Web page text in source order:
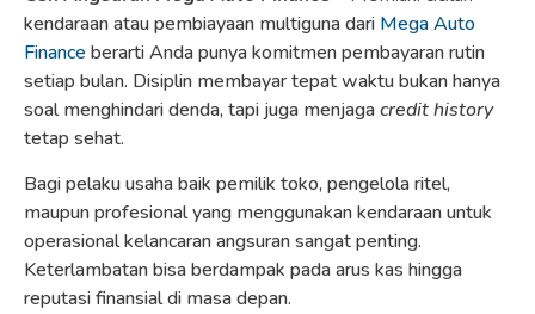
kendaraan atau pembiayaan multiguna dari Mega Auto
Finance berarti Anda punya komitmen pembayaran rutin
setiap bulan. Disiplin membayar tepat waktu bukan hanya
soal menghindari denda, tapi juga menjagacredit history
tetap sehat.
Bagi pelaku usaha baik pemilik toko, pengelola ritel,
maupun profesional yang menggunakan kendaraan untuk
operasional kelancaran angsuran sangat penting.
Keterlambatan bisa berdampak pada arus kas hingga
reputasi finansial di masa depan.